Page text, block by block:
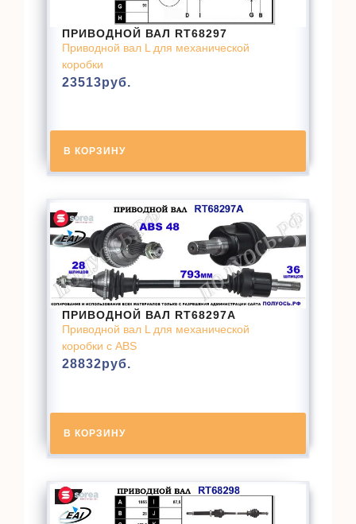
ПРИВОДНОЙ ВАЛ RT68297
Приводной вал L для механической
коробки
23513руб.
В КОРЗИНУ
ПРИВОДНОЙ ВАЛ RT68297A
Приводной вал L для механической
коробки с ABS
28832руб.
В КОРЗИНУ